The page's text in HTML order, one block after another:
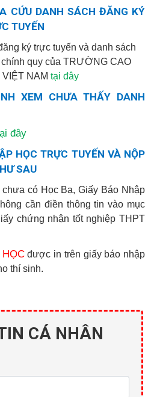
CỨU DANH SÁCH ĐĂNG KÝ
TUYẾN
ký trực tuyến và danh sách
quy của TRƯỜNG CAO
NAM tại đây
XEM CHƯA THẤY DANH
đây
HỌC TRỰC TUYẾN VÀ NỘP
SAU
có Học Bạ, Giấy Báo Nhập
cần điền thông tin vào mục
chứng nhận tốt nghiệp THPT
được in trên giấy báo nhập
thí sinh.
CÁ NHÂN